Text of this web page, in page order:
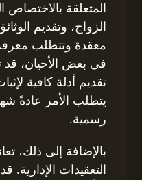
المتعلقة بالاختصاص
الزواج، وتقديم
معقدة وتتطلب معرفة
في بعض الأحيان، قد
تقديم أدلة كافية
يتطلب الأمر عادةً
رسمية.
بالإضافة إلى ذلك،
التعقيدات الإدارية.